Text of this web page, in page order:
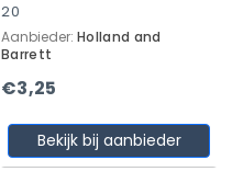
20
Aanbieder: Holland and
Barrett
€3,25
Bekijk bij aanbieder